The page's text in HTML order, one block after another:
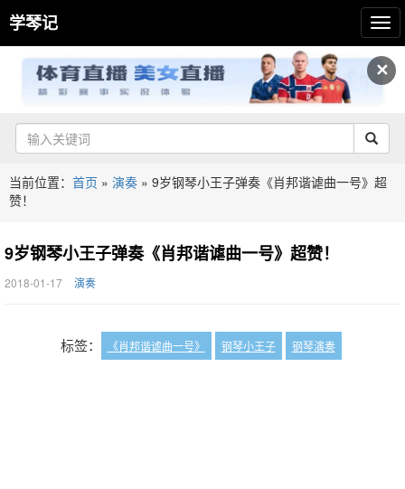
✕
学琴记
当前位置： 首页 » 演奏 » 9岁钢琴小王子弹奏《肖邦谐谑曲一号》超
赞！
9岁钢琴小王子弹奏《肖邦谐谑曲一号》超赞！
2018-01-17 演奏
标签： 《肖邦谐谑曲一号》 钢琴小王子 钢琴演奏